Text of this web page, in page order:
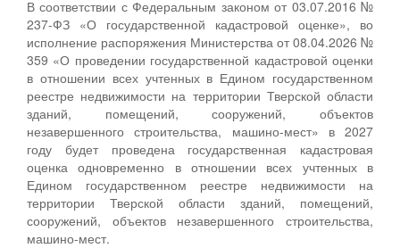
В соответствии с Федеральным законом от 03.07.2016 №
237-ФЗ «О государственной кадастровой оценке», во
исполнение распоряжения Министерства от 08.04.2026 №
359 «О проведении государственной кадастровой оценки
в отношении всех учтенных в Едином государственном
реестре недвижимости на территории Тверской области
зданий, помещений, сооружений, объектов
незавершенного строительства, машино-мест» в 2027
году будет проведена государственная кадастровая
оценка одновременно в отношении всех учтенных в
Едином государственном реестре недвижимости на
территории Тверской области зданий, помещений,
сооружений, объектов незавершенного строительства,
машино-мест.